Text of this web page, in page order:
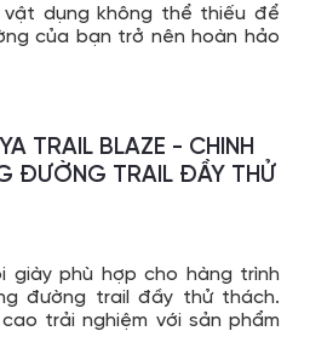
dụng không thể thiếu để
của bạn trở nên hoàn hảo
TRAIL BLAZE - CHINH
ĐƯỜNG TRAIL ĐẦY THỬ
giày phù hợp cho hàng trình
đường trail đầy thử thách.
trải nghiệm với sản phẩm